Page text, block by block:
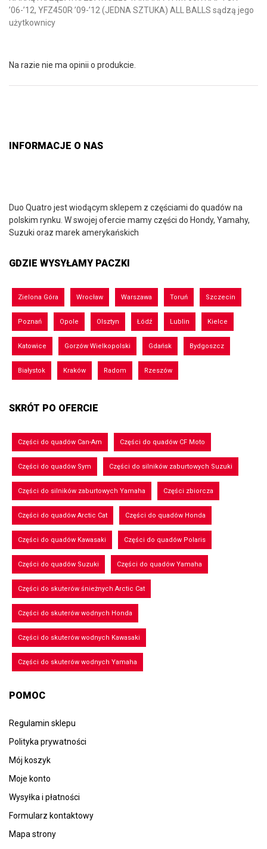
’06-’12, YFZ450R ’09-’12 (JEDNA SZTUKA) ALL BALLS sądzą jego
użytkownicy
Na razie nie ma opinii o produkcie.
INFORMACJE O NAS
Duo Quatro jest wiodącym sklepem z częściami do quadów na
polskim rynku. W swojej ofercie mamy części do Hondy, Yamahy,
Suzuki oraz marek amerykańskich
GDZIE WYSYŁAMY PACZKI
Zielona Góra Wrocław Warszawa Toruń Szczecin
Poznań Opole Olsztyn Łódź Lublin Kielce
Katowice Gorzów Wielkopolski Gdańsk Bydgoszcz
Białystok Kraków Radom Rzeszów
SKRÓT PO OFERCIE
Części do quadów Can-Am Części do quadów CF Moto
Części do quadów Sym Części do silników zaburtowych Suzuki
Części do silników zaburtowych Yamaha Części zbiorcza
Części do quadów Arctic Cat Części do quadów Honda
Części do quadów Kawasaki Części do quadów Polaris
Części do quadów Suzuki Części do quadów Yamaha
Części do skuterów śnieżnych Arctic Cat
Części do skuterów wodnych Honda
Części do skuterów wodnych Kawasaki
Części do skuterów wodnych Yamaha
POMOC
Regulamin sklepu
Polityka prywatności
Mój koszyk
Moje konto
Wysyłka i płatności
Formularz kontaktowy
Mapa strony